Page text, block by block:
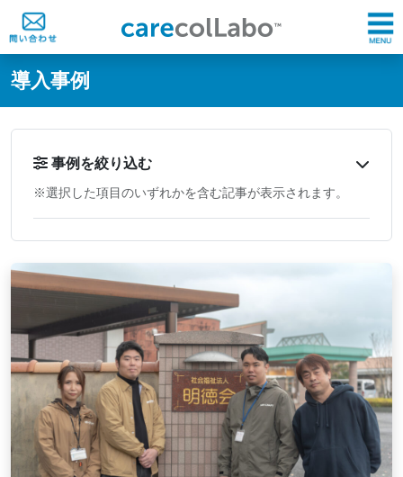
@ -0,0 +1,60 @@
導入事例
事例を絞り込む
※選択した項目のいずれかを含む記事が表示されます。